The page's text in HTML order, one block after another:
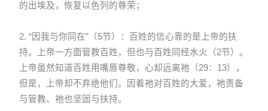
的出埃及，恢复以色列的尊荣；
2. “因我与你同在”（5节）：百姓的信心靠的是上帝的扶
持。上帝一方面管教百姓，但也与百姓同经水火（2节）。
上帝虽然知道百姓用嘴唇尊敬，心却远离祂（29：13），
但是，上帝却不弃绝他们。因着祂对百姓的大爱，祂责备
与管教、祂也坚固与扶持。